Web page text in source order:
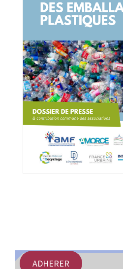
ADHERER